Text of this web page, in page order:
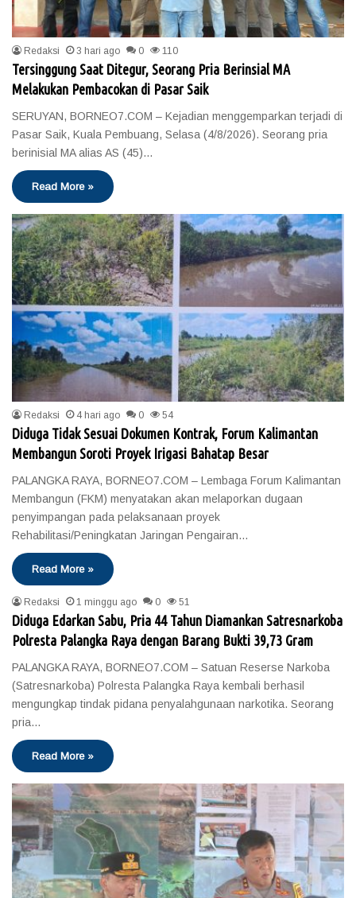
Redaksi 3 hari ago 0 110
Tersinggung Saat Ditegur, Seorang Pria Berinsial MA
Melakukan Pembacokan di Pasar Saik
SERUYAN, BORNEO7.COM – Kejadian menggemparkan terjadi di
Pasar Saik, Kuala Pembuang, Selasa (4/8/2026). Seorang pria
berinisial MA alias AS (45)…
Read More »
Redaksi 4 hari ago 0 54
Diduga Tidak Sesuai Dokumen Kontrak, Forum Kalimantan
Membangun Soroti Proyek Irigasi Bahatap Besar
PALANGKA RAYA, BORNEO7.COM – Lembaga Forum Kalimantan
Membangun (FKM) menyatakan akan melaporkan dugaan
penyimpangan pada pelaksanaan proyek
Rehabilitasi/Peningkatan Jaringan Pengairan…
Read More »
Redaksi 1 minggu ago 0 51
Diduga Edarkan Sabu, Pria 44 Tahun Diamankan Satresnarkoba
Polresta Palangka Raya dengan Barang Bukti 39,73 Gram
PALANGKA RAYA, BORNEO7.COM – Satuan Reserse Narkoba
(Satresnarkoba) Polresta Palangka Raya kembali berhasil
mengungkap tindak pidana penyalahgunaan narkotika. Seorang
pria…
Read More »